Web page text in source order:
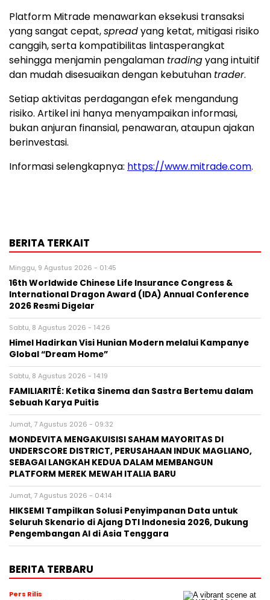
Platform Mitrade menawarkan eksekusi transaksi
yang sangat cepat,spreadyang ketat, mitigasi risiko
canggih, serta kompatibilitas lintasperangkat
sehingga menjamin pengalaman tradingyang intuitif
dan mudah disesuaikan dengan kebutuhan trader.
Setiap aktivitas perdagangan efek mengandung
risiko. Artikel ini hanya menyampaikan informasi,
bukan anjuran finansial, penawaran, ataupun ajakan
berinvestasi.
Informasi selengkapnya: https://www.mitrade.com.
BERITA TERKAIT
Minggu, 9 Agustus 2026 - 01:45
16th Worldwide Chinese Life Insurance Congress &
International Dragon Award (IDA) Annual Conference
2026 Resmi Digelar
Sabtu, 8 Agustus 2026 - 14:26
Himel Hadirkan Visi Hunian Modern melalui Kampanye
Global “Dream Home”
Sabtu, 8 Agustus 2026 - 14:19
FAMILIARITÉ: Ketika Sinema dan Sastra Bertemu dalam
Sebuah Karya Puitis
Jumat, 7 Agustus 2026 - 09:32
MONDEVITA MENGAKUISISI SAHAM MAYORITAS DI
UNDERSCORE DISTRICT, PERUSAHAAN INDUK MAGLIANO,
SEBAGAI LANGKAH KEDUA DALAM MEMBANGUN
PLATFORM MEREK MEWAH ITALIA BARU
Jumat, 7 Agustus 2026 - 04:14
HIKSEMI Tampilkan Solusi Penyimpanan Data untuk
Seluruh Skenario di Ajang DTI Indonesia 2026, Dukung
Pengembangan AI di Asia Tenggara
BERITA TERBARU
Pers Rilis